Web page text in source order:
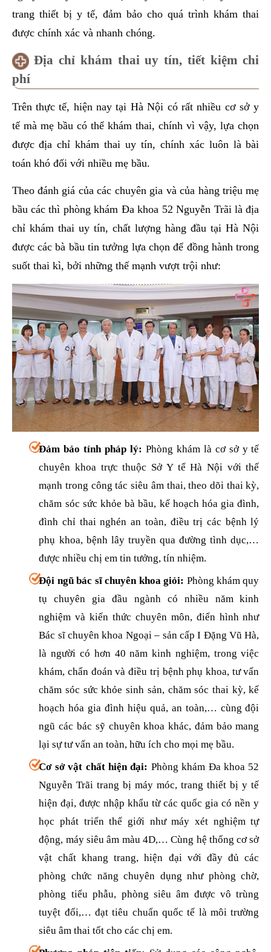
trang thiết bị y tế, đảm bảo cho quá trình khám thai
được chính xác và nhanh chóng.
Địa chỉ khám thai uy tín, tiết kiệm chi
phí
Trên thực tế, hiện nay tại Hà Nội có rất nhiều cơ sở y
tế mà mẹ bầu có thể khám thai, chính vì vậy, lựa chọn
được địa chỉ khám thai uy tín, chính xác luôn là bài
toán khó đối với nhiều mẹ bầu.
Theo đánh giá của các chuyên gia và của hàng triệu mẹ
bầu các thì phòng khám Đa khoa 52 Nguyễn Trãi là địa
chỉ khám thai uy tín, chất lượng hàng đầu tại Hà Nội
được các bà bầu tin tưởng lựa chọn để đồng hành trong
suốt thai kì, bởi những thế mạnh vượt trội như:
Đảm bảo tính pháp lý: Phòng khám là cơ sở y tế
chuyên khoa trực thuộc Sở Y tế Hà Nội với thế
mạnh trong công tác siêu âm thai, theo dõi thai kỳ,
chăm sóc sức khỏe bà bầu, kế hoạch hóa gia đình,
đình chỉ thai nghén an toàn, điều trị các bệnh lý
phụ khoa, bệnh lây truyền qua đường tình dục,…
được nhiều chị em tin tưởng, tín nhiệm.
Đội ngũ bác sĩ chuyên khoa giỏi: Phòng khám quy
tụ chuyên gia đầu ngành có nhiều năm kinh
nghiệm và kiến thức chuyên môn, điển hình như
Bác sĩ chuyên khoa Ngoại – sản cấp I Đặng Vũ Hà,
là người có hơn 40 năm kinh nghiệm, trong việc
khám, chẩn đoán và điều trị bệnh phụ khoa, tư vấn
chăm sóc sức khỏe sinh sản, chăm sóc thai kỳ, kế
hoạch hóa gia đình hiệu quả, an toàn,… cùng đội
ngũ các bác sỹ chuyên khoa khác, đảm bảo mang
lại sự tư vấn an toàn, hữu ích cho mọi mẹ bầu.
Cơ sở vật chất hiện đại: Phòng khám Đa khoa 52
Nguyễn Trãi trang bị máy móc, trang thiết bị y tế
hiện đại, được nhập khẩu từ các quốc gia có nền y
học phát triển thế giới như máy xét nghiệm tự
động, máy siêu âm màu 4D,… Cùng hệ thống cơ sở
vật chất khang trang, hiện đại với đầy đủ các
phòng chức năng chuyên dụng như phòng chờ,
phòng tiểu phẫu, phòng siêu âm được vô trùng
tuyệt đối,… đạt tiêu chuẩn quốc tế là môi trường
siêu âm thai tốt cho các chị em.